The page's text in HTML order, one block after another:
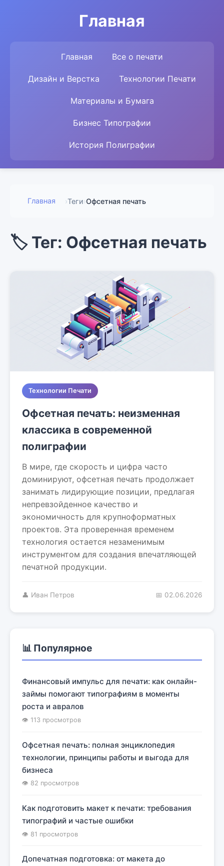
Главная
Главная Все о печати
Дизайн и Верстка Технологии Печати
Материалы и Бумага
Бизнес Типографии
История Полиграфии
Главная ›Теги›Офсетная печать
🏷️ Тег: Офсетная печать
Технологии Печати
Офсетная печать: неизменная
классика в современной
полиграфии
В мире, где скорость и цифра часто
доминируют, офсетная печать продолжает
занимать лидирующие позиции, предлагая
непревзойденное качество и
экономичность для крупноформатных
проектов. Эта проверенная временем
технология остается незаменимым
инструментом для создания впечатляющей
печатной продукции.
👤 Иван Петров 📅 02.06.2026
📊 Популярное
Финансовый импульс для печати: как онлайн-
займы помогают типографиям в моменты
роста и авралов
👁 113 просмотров
Офсетная печать: полная энциклопедия
технологии, принципы работы и выгода для
бизнеса
👁 82 просмотров
Как подготовить макет к печати: требования
типографий и частые ошибки
👁 81 просмотров
Допечатная подготовка: от макета до